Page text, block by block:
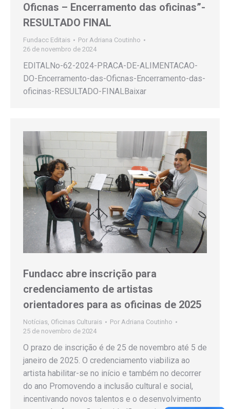
Oficnas – Encerramento das oficinas”-
RESULTADO FINAL
Fundacc Editais Por Adriana Coutinho
26 de novembro de 2024
EDITALNo-62-2024-PRACA-DE-ALIMENTACAO-
DO-Encerramento-das-Oficnas-Encerramento-das-
oficinas-RESULTADO-FINALBaixar
Fundacc abre inscrição para
credenciamento de artistas
orientadores para as oficinas de 2025
Notícias Oficinas Culturais Por Adriana Coutinho
25 de novembro de 2024
O prazo de inscrição é de 25 de novembro até 5 de
janeiro de 2025. O credenciamento viabiliza ao
artista habilitar-se no início e também no decorrer
do ano Promovendo a inclusão cultural e social,
incentivando novos talentos e o desenvolvimento